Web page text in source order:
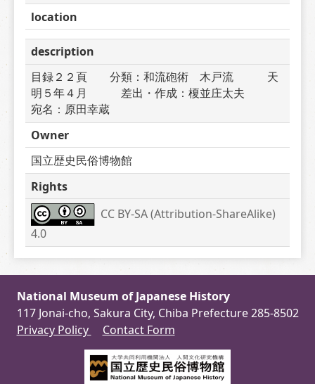
location
description
目録２２頁　　分類：和流砲術　木戸流　　　天
明５年４月　　　差出・作成：榎並庄太夫
宛名：原田幸蔵
Owner
国立歴史民俗博物館
Rights
CC BY-SA (Attribution-ShareAlike)
4.0
National Museum of Japanese History
117 Jonai-cho, Sakura City, Chiba Prefecture 285-8502
Privacy Policy
Contact Form